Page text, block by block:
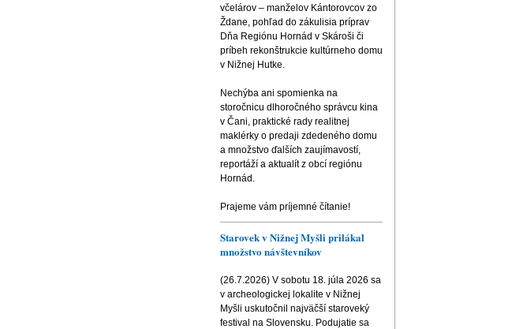
včelárov – manželov Kántorovcov zo
Ždane, pohľad do zákulisia príprav
Dňa Regiónu Hornád v Skároši či
príbeh rekonštrukcie kultúrneho domu
v Nižnej Hutke.
Nechýba ani spomienka na
storočnicu dlhoročného správcu kina
v Čani, praktické rady realitnej
maklérky o predaji zdedeného domu
a množstvo ďalších zaujímavostí,
reportáží a aktualít z obcí regiónu
Hornád.
Prajeme vám príjemné čítanie!
Starovek v Nižnej Myšli prilákal
množstvo návštevníkov
(26.7.2026) V sobotu 18. júla 2026 sa
v archeologickej lokalite v Nižnej
Myšli uskutočnil najväčší staroveký
festival na Slovensku. Podujatie sa